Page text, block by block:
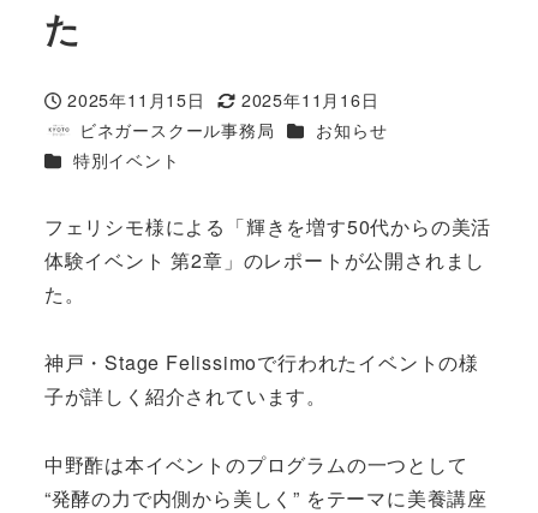
た
投稿日
2025年11月15日
更新日
2025年11月16日
著
者
ビネガースクール事務局 カテゴリー
お知らせ
カテゴリー
特別イベント
フェリシモ様による「輝きを増す50代からの美活
体験イベント 第2章」のレポートが公開されまし
た。
神戸・Stage Felissimoで行われたイベントの様
子が詳しく紹介されています。
中野酢は本イベントのプログラムの一つとして
“発酵の力で内側から美しく” をテーマに美養講座